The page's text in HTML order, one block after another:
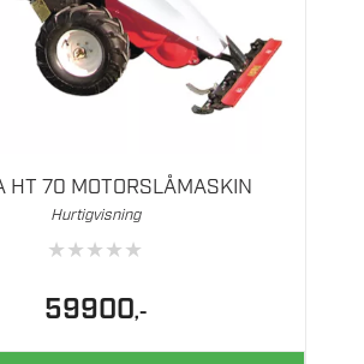
HT 70 MOTORSLÅMASKIN
Hurtigvisning
★★★★★
59900,-